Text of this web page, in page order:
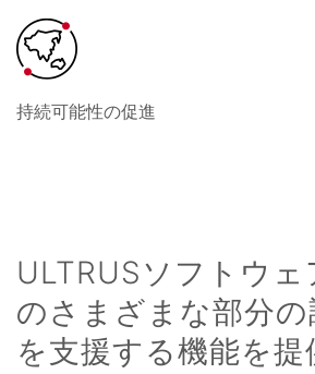
持続可能性の促進
ULTRUSソフトウェ
のさまざまな部分
を支援する機能を提